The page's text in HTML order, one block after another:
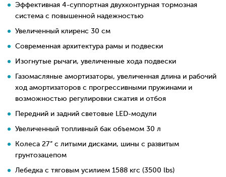
Эффективная 4-суппортная двухконтурная тормозная
система с повышенной надежностью
Увеличенный клиренс 30 см
Современная архитектура рамы и подвески
Изогнутые рычаги, увеличенные хода подвески
Газомасляные амортизаторы, увеличенная длина и рабочий
ход амортизаторов с прогрессивными пружинами и
возможностью регулировки сжатия и отбоя
Передний и задний световые LED-модули
Увеличенный топливный бак объемом 30 л
Колеса 27” с литыми дисками, шины с развитым
грунтозацепом
Лебедка с тяговым усилием 1588 кгс (3500 lbs)